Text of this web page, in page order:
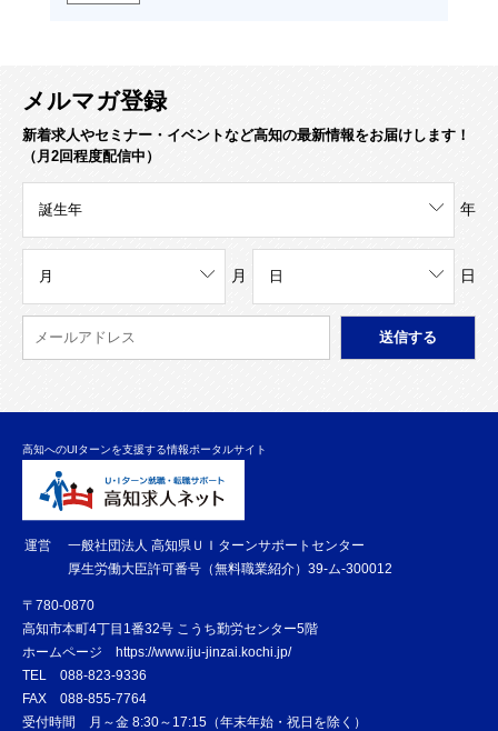
メルマガ登録
新着求人やセミナー・イベントなど高知の最新情報をお届けします！
（月2回程度配信中）
年
月 日
高知へのUIターンを支援する情報ポータルサイト
運営
一般社団法人 高知県ＵＩターンサポートセンター
厚生労働大臣許可番号（無料職業紹介）39-ム-300012
〒780-0870
高知市本町4丁目1番32号 こうち勤労センター5階
ホームページ https://www.iju-jinzai.kochi.jp/
TEL 088-823-9336
FAX 088-855-7764
受付時間 月～金 8:30～17:15（年末年始・祝日を除く）